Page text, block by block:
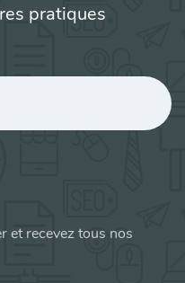
pratiques
et recevez tous nos